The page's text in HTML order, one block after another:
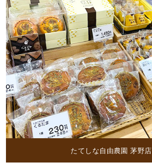
たてしな自由農園 茅野店